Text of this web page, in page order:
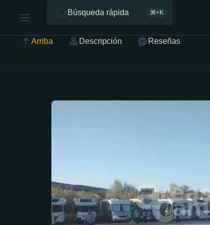
Búsqueda rápida ⌘+K
Arriba Descripción Reseñas